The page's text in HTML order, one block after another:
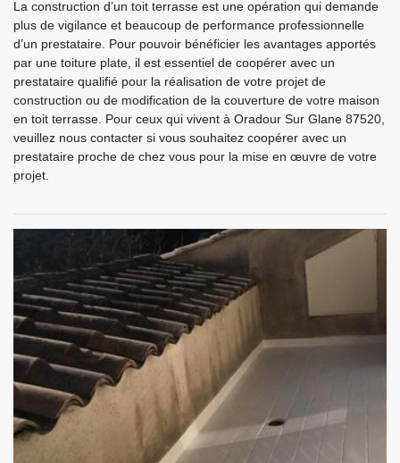
La construction d’un toit terrasse est une opération qui demande
plus de vigilance et beaucoup de performance professionnelle
d’un prestataire. Pour pouvoir bénéficier les avantages apportés
par une toiture plate, il est essentiel de coopérer avec un
prestataire qualifié pour la réalisation de votre projet de
construction ou de modification de la couverture de votre maison
en toit terrasse. Pour ceux qui vivent à Oradour Sur Glane 87520,
veuillez nous contacter si vous souhaitez coopérer avec un
prestataire proche de chez vous pour la mise en œuvre de votre
projet.